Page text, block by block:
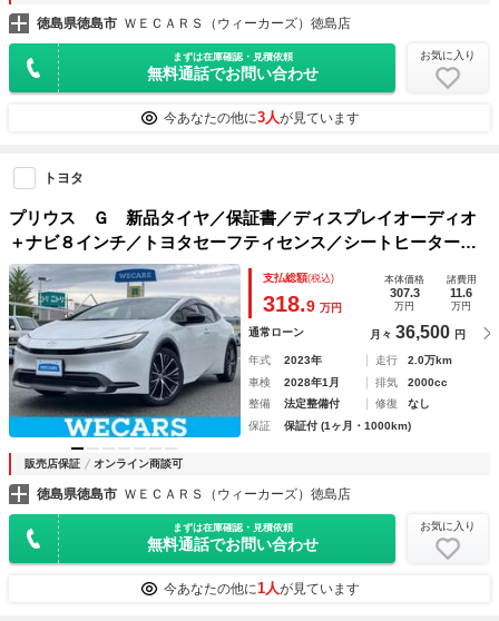
徳島県徳島市 ＷＥＣＡＲＳ（ウィーカーズ）徳島店
まずは在庫確認・見積依頼
無料通話でお問い合わせ
お気に入り
今あなたの他に3人が見ています
トヨタ
プリウス Ｇ 新品タイヤ／保証書／ディスプレイオーディオ
＋ナビ８インチ／トヨタセーフティセンス／シートヒーター／
車線逸脱防止支援システム／ヘッドランプ ＬＥＤ／Ｂｌｕｅ
ｔｏｏｔｈ接続／ＥＴＣ２．０
支払総額(税込)
318.9 万円
本体価格
307.3
万円
諸費用
11.6
万円
通常ローン 月々 36,500 円
年式 2023年 走行
2.0万km
車検
2028年1月 排気
2000cc
整備
法定整備付 修復
なし
保証
保証付 (1ヶ月・1000km)
販売店保証 オンライン商談可
徳島県徳島市 ＷＥＣＡＲＳ（ウィーカーズ）徳島店
まずは在庫確認・見積依頼
無料通話でお問い合わせ
お気に入り
今あなたの他に1人が見ています